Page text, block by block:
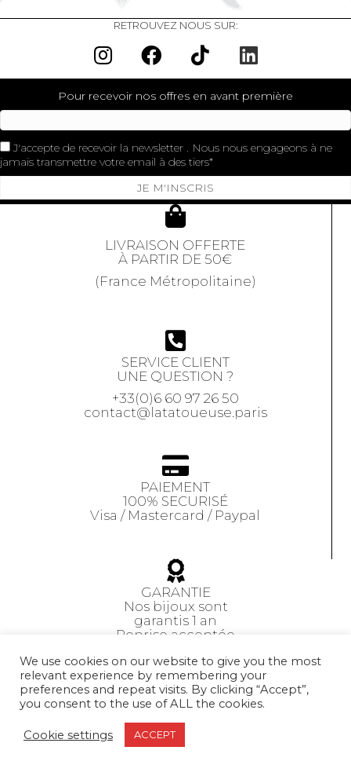
RETROUVEZ NOUS SUR:
Pour recevoir nos offres en avant première
J'accepte de recevoir la newsletter . Nous nous engageons à ne
jamais transmettre votre email à des tiers
JE M'INSCRIS
LIVRAISON OFFERTE
À PARTIR DE 50€
(France Métropolitaine)
SERVICE CLIENT
UNE QUESTION ?
+33(0)6 60 97 26 50
contact@latatoueuse.paris
PAIEMENT
100% SECURISÉ
Visa / Mastercard / Paypal
GARANTIE
Nos bijoux sont
garantis 1 an
Reprise acceptée
CGV
We use cookies on our website to give you the most
relevant experience by remembering your
preferences and repeat visits. By clicking “Accept”,
you consent to the use of ALL the cookies.
Cookie settings ACCEPT